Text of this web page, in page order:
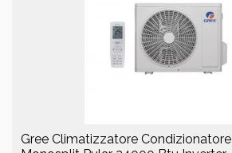
Gree Climatizzatore Condizionatore